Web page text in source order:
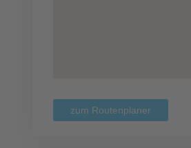
zum Routenplaner